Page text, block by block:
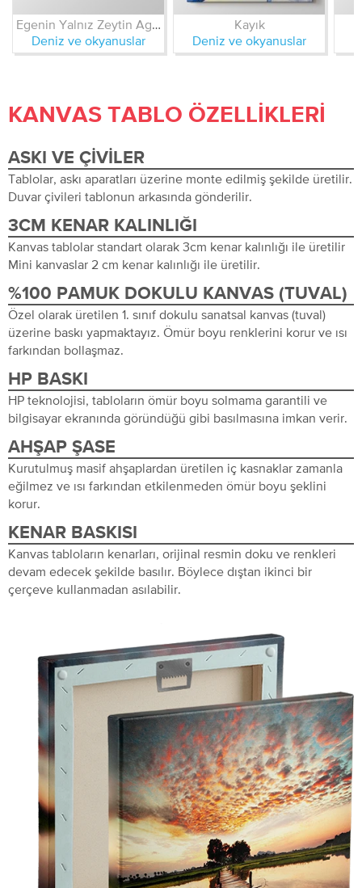
Deniz ve okyanuslar
Kayık
Deniz ve okyanuslar
KANVAS TABLO ÖZELLIKLERI
ASKI VE ÇIVILER
Tablolar, askı aparatları üzerine monte edilmiş şekilde üretilir.
Duvar çivileri tablonun arkasında gönderilir.
3CM KENAR KALINLIĞI
Kanvas tablolar standart olarak 3cm kenar kalınlığı ile üretilir
Mini kanvaslar 2 cm kenar kalınlığı ile üretilir.
%100 PAMUK DOKULU KANVAS (TUVAL)
Özel olarak üretilen 1. sınıf dokulu sanatsal kanvas (tuval)
üzerine baskı yapmaktayız. Ömür boyu renklerini korur ve ısı
farkından bollaşmaz.
HP BASKI
HP teknolojisi, tabloların ömür boyu solmama garantili ve
bilgisayar ekranında göründüğü gibi basılmasına imkan verir.
AHŞAP ŞASE
Kurutulmuş masif ahşaplardan üretilen iç kasnaklar zamanla
eğilmez ve ısı farkından etkilenmeden ömür boyu şeklini
korur.
KENAR BASKISI
Kanvas tabloların kenarları, orijinal resmin doku ve renkleri
devam edecek şekilde basılır. Böylece dıştan ikinci bir
çerçeve kullanmadan asılabilir.